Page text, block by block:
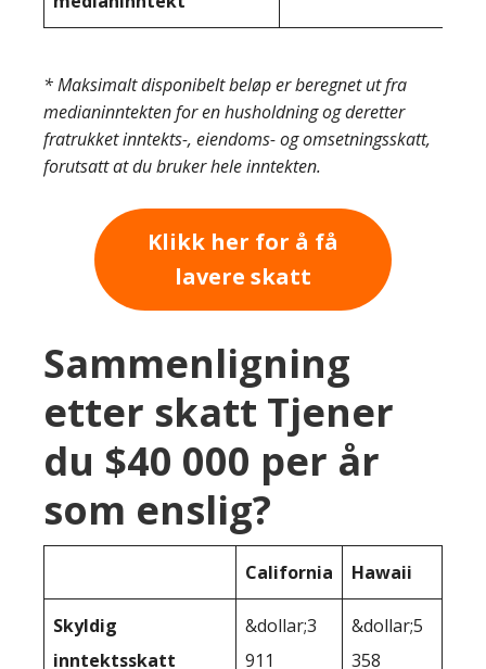
* Maksimalt disponibelt beløp er beregnet ut fra
medianinntekten for en husholdning og deretter
fratrukket inntekts-, eiendoms- og omsetningsskatt,
forutsatt at du bruker hele inntekten.
Klikk her for å få
lavere skatt
Sammenligning
etter skatt Tjener
du $40 000 per år
som enslig?
California Hawaii
Skyldig
inntektsskatt
&dollar;3
911
&dollar;5
358